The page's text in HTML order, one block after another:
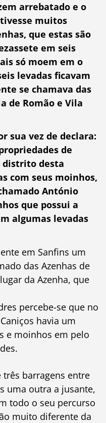
arrebatado e o
muitos
que estas são
em seis
só moem em o
levadas ficavam
se chamava das
de Romão e Vila
sua vez de declara:
de
distrito desta
com seus moinhos,
António
que possui a
algumas levadas
em Sanfins um
das Azenhas de
da Azenha, que
percebe-se que no
havia um
e moinhos em pelo
três barragens entre
uma outra a jusante,
todo o seu percurso
muito diferente da